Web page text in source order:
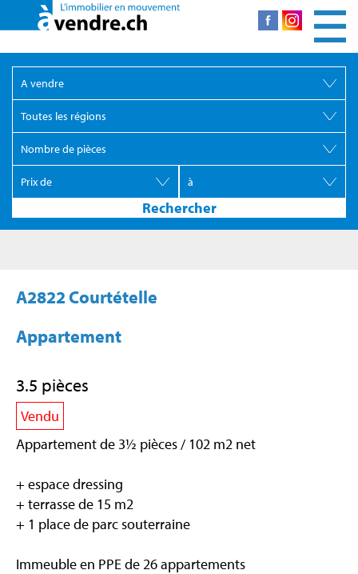
A2822 Courtételle
Appartement
3.5 pièces
Vendu
Appartement de 3½ pièces / 102 m2 net
+ espace dressing
+ terrasse de 15 m2
+ 1 place de parc souterraine
Immeuble en PPE de 26 appartements